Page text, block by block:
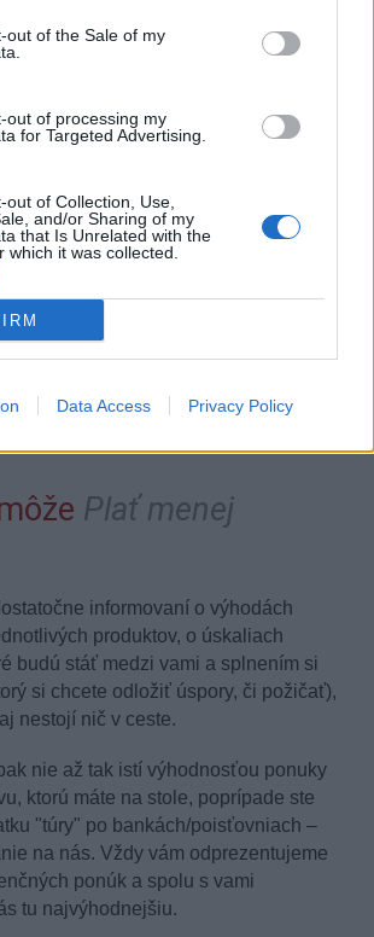
out of the Sale of my
out of processing my
for Targeted Advertising.
out of Collection, Use,
and/or Sharing of my
that Is Unrelated with the
which it was collected.
Data Access Privacy Policy
sporenie
6 Dôchodkových správcovských
4 Doplnkové dôchodkové
(DDS)
výnosy (t.j. zhodnocuje Vaše
výške)
Plať menej
informovaní o výhodách
produktov, o úskaliach
budú stáť medzi vami a splnením si
si chcete odložiť úspory, či požičať),
nestojí nič v ceste.
nie až tak istí výhodnosťou ponuky
ktorú máte na stole, poprípade ste
"túry" po bankách/poisťovniach –
na nás. Vždy vám odprezentujeme
ponúk a spolu s vami
tu najvýhodnejšiu.